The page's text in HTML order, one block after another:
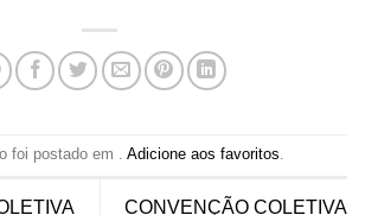
foi postado em . Adicione aos favoritos.
CONVENÇÃO COLETIVA